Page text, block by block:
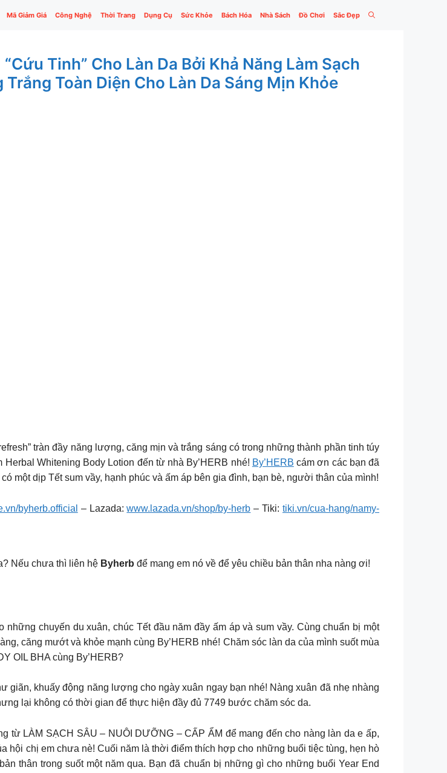
Mã Giảm Giá Công Nghệ Thời Trang Dụng Cụ Sức Khỏe Bách Hóa Nhà Sách Đồ Chơi Sắc Đẹp
Tinh” Cho Làn Da Bởi Khả Năng Làm Sạch
Toàn Diện Cho Làn Da Sáng Mịn Khỏe
tràn đầy năng lượng, căng mịn và trắng sáng có trong những thành phần tinh túy
Whitening Body Lotion đến từ nhà By’HERB nhé! By’HERB cám ơn các bạn đã
một dịp Tết sum vầy, hạnh phúc và ấm áp bên gia đình, bạn bè, người thân của mình!
byherb.official – Lazada:www.lazada.vn/shop/by-herb – Tiki: tiki.vn/cua-hang/namy-
Nếu chưa thì liên hệ Byherb để mang em nó về để yêu chiều bản thân nha nàng ơi!
chuyến du xuân, chúc Tết đầu năm đầy ấm áp và sum vầy. Cùng chuẩn bị một
căng mướt và khỏe mạnh cùng By’HERB nhé! Chăm sóc làn da của mình suốt mùa
OIL BHA cùng By’HERB?
khuấy động năng lượng cho ngày xuân ngay bạn nhé! Nàng xuân đã nhẹ nhàng
lại không có thời gian để thực hiện đầy đủ 7749 bước chăm sóc da.
từ LÀM SẠCH SÂU – NUÔI DƯỠNG – CẤP ẨM để mang đến cho nàng làn da e ấp,
hội chị em chưa nè! Cuối năm là thời điểm thích hợp cho những buổi tiệc tùng, hẹn hò
thân trong suốt một năm qua. Bạn đã chuẩn bị những gì cho những buổi Year End